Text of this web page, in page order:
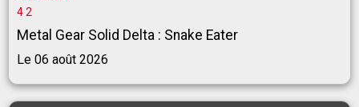
Metal Gear Solid Delta : Snake Eater
Le 06 août 2026